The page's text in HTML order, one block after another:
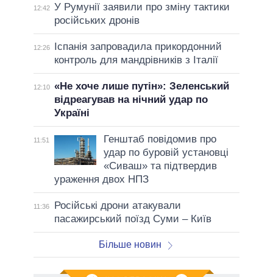
12:42 У Румунії заявили про зміну тактики
російських дронів
12:26
Іспанія запровадила прикордонний
контроль для мандрівників з Італії
12:10 «Не хоче лише путін»: Зеленський
відреагував на нічний удар по
Україні
11:51
Генштаб повідомив про
удар по буровій установці
«Сиваш» та підтвердив
ураження двох НПЗ
11:36
Російські дрони атакували
пасажирський поїзд Суми – Київ
Більше новин